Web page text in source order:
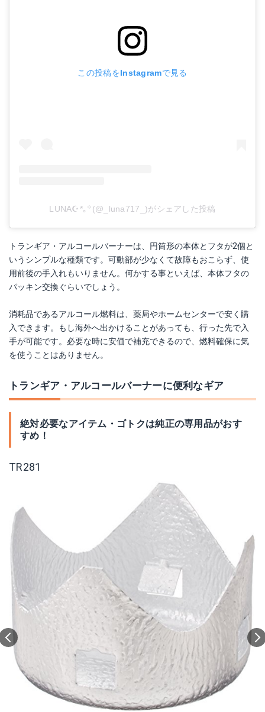
この投稿をInstagramで見る
LUNA☪︎*｡꙳(@_luna717_)がシェアした投稿
トランギア・アルコールバーナーは、円筒形の本体とフタが2個と
いうシンプルな種類です。可動部が少なくて故障もおこらず、使
用前後の手入れもいりません。何かする事といえば、本体フタの
パッキン交換ぐらいでしょう。
消耗品であるアルコール燃料は、薬局やホームセンターで安く購
入できます。もし海外へ出かけることがあっても、行った先で入
手が可能です。必要な時に安価で補充できるので、燃料確保に気
を使うことはありません。
トランギア・アルコールバーナーに便利なギア
絶対必要なアイテム・ゴトクは純正の専用品がおす
すめ！
TR281